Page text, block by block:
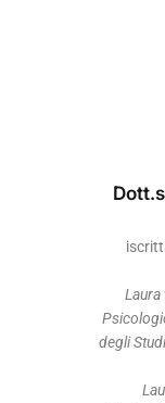
Laura
degli